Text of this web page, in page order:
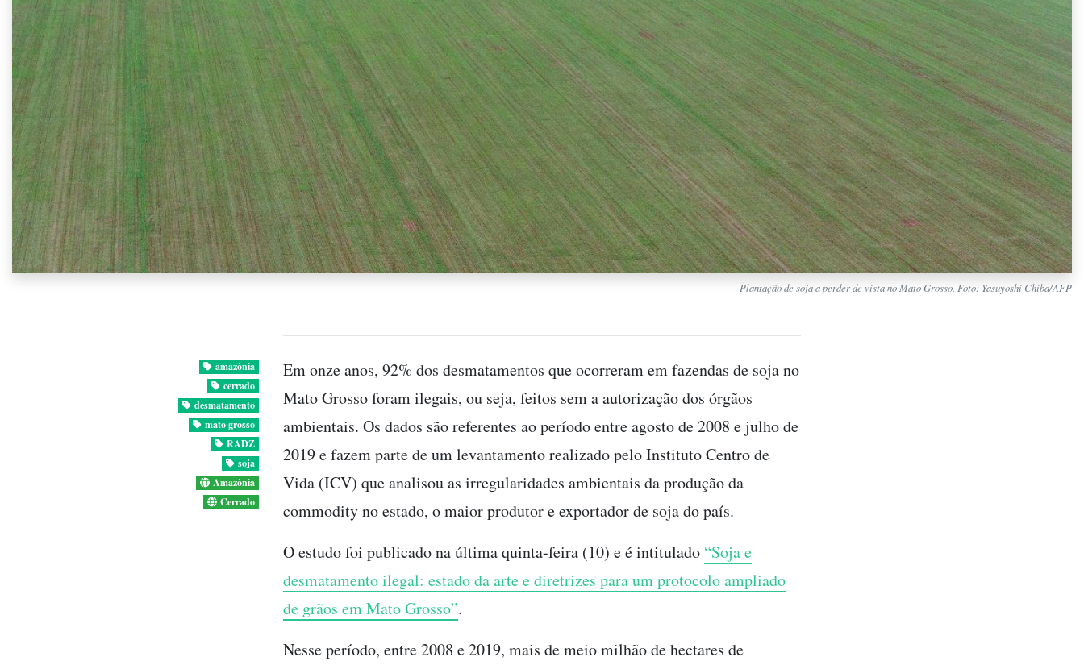
Plantação de soja a perder de vista no Mato Grosso. Foto: Yasuyoshi Chiba/AFP
amazônia
cerrado
desmatamento
mato grosso
RADZ
soja
Amazônia
Cerrado
Em onze anos, 92% dos desmatamentos que ocorreram em fazendas de soja no
Mato Grosso foram ilegais, ou seja, feitos sem a autorização dos órgãos
ambientais. Os dados são referentes ao período entre agosto de 2008 e julho de
2019 e fazem parte de um levantamento realizado pelo Instituto Centro de
Vida (ICV) que analisou as irregularidades ambientais da produção da
commodity no estado, o maior produtor e exportador de soja do país.
O estudo foi publicado na última quinta-feira (10) e é intitulado “Soja e
desmatamento ilegal: estado da arte e diretrizes para um protocolo ampliado
de grãos em Mato Grosso”.
Nesse período, entre 2008 e 2019, mais de meio milhão de hectares de